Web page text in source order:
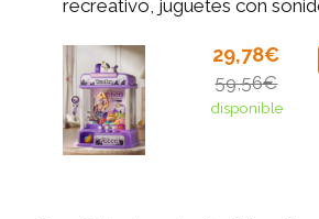
recreativo, juguetes con
29,78€
59,56€
disponible